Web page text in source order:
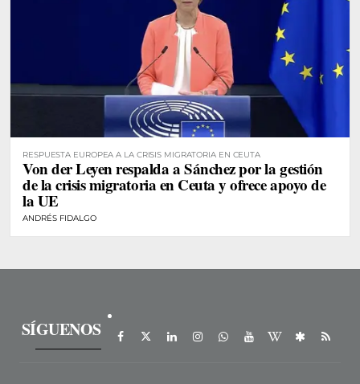
RESPUESTA EUROPEA A LA CRISIS MIGRATORIA EN CEUTA
Von der Leyen respalda a Sánchez por la gestión
de la crisis migratoria en Ceuta y ofrece apoyo de
la UE
ANDRÉS FIDALGO
SÍGUENOS